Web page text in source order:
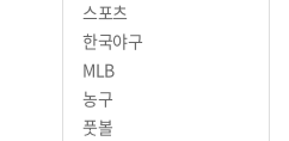
방송/연예
영화
스포츠
한국야구
MLB